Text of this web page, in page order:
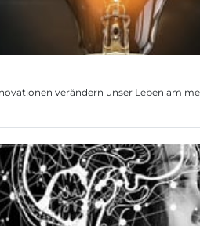
verändern unser Leben am